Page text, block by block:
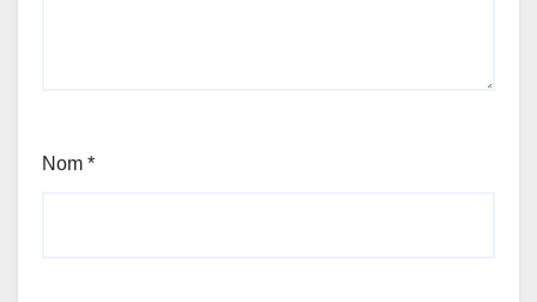
Nom *